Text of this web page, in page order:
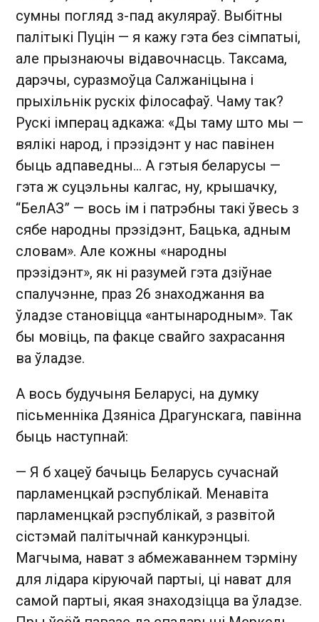
сумны погляд з-пад акуляраў. Выбітны
палітыкі Пуцін — я кажу гэта без сімпатыі,
але прызнаючы відавочнасць. Таксама,
дарэчы, суразмоўца Салжаніцына і
прыхільнік рускіх філосафаў. Чаму так?
Рускі імперац адкажа: «Ды таму што мы —
вялікі народ, і прэзідэнт у нас павінен
быць адпаведны... А гэтыя беларусы —
гэта ж суцэльны калгас, ну, крышачку,
“БелАЗ” — вось ім і патрэбны такі ўвесь з
сябе народны прэзідэнт, Бацька, адным
словам». Але кожны «народны
прэзідэнт», як ні разумей гэта дзіўнае
спалучэнне, праз 26 знаходжання ва
ўладзе становіцца «антынародным». Так
бы мовіць, па факце свайго захрасання
ва ўладзе.
А вось будучыня Беларусі, на думку
пісьменніка Дзяніса Драгунскага, павінна
быць наступнай:
— Я б хацеў бачыць Беларусь сучаснай
парламенцкай рэспублікай. Менавіта
парламенцкай рэспублікай, з развітой
сістэмай палітычнай канкурэнцыі.
Магчыма, нават з абмежаваннем тэрміну
для лідара кіруючай партыі, ці нават для
самой партыі, якая знаходзіцца ва ўладзе.